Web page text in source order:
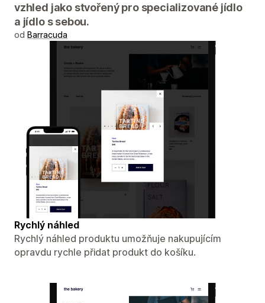
vzhled jako stvořený pro specializované jídlo
a jídlo s sebou.
od Barracuda
Rychlý náhled
Rychlý náhled produktu umožňuje nakupujícím
opravdu rychle přidat produkt do košíku.